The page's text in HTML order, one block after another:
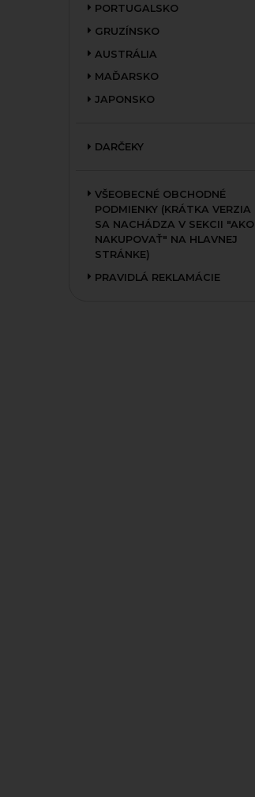
PORTUGALSKO
GRUZÍNSKO
AUSTRÁLIA
MAĎARSKO
JAPONSKO
DARČEKY
VŠEOBECNÉ OBCHODNÉ
PODMIENKY (KRÁTKA VERZIA
SA NACHÁDZA V SEKCII "AKO
NAKUPOVAŤ" NA HLAVNEJ
STRÁNKE)
PRAVIDLÁ REKLAMÁCIE